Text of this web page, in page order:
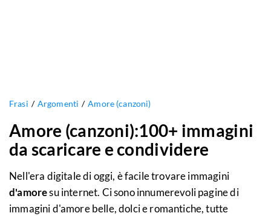
Frasi Argomenti Amore (canzoni)
Amore (canzoni):100+ immagini
da scaricare e condividere
Nell'era digitale di oggi, è facile trovare immagini
d'amoresu internet. Ci sono innumerevoli pagine di
immagini d'amore belle, dolci e romantiche, tutte